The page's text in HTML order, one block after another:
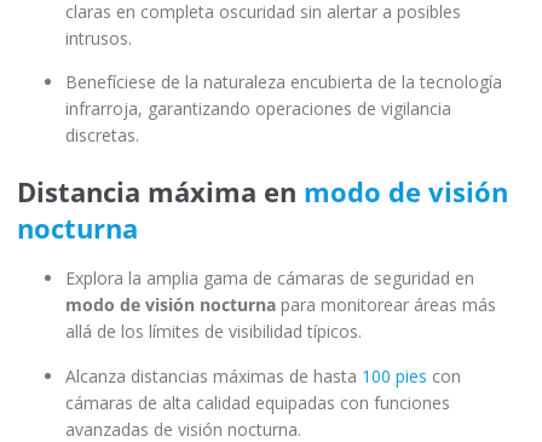
claras en completa oscuridad sin alertar a posibles
intrusos.
Benefíciese de la naturaleza encubierta de la tecnología
infrarroja, garantizando operaciones de vigilancia
discretas.
Distancia máxima en modo de visión
nocturna
Explora la amplia gama de cámaras de seguridad en
modo de visión nocturna para monitorear áreas más
allá de los límites de visibilidad típicos.
Alcanza distancias máximas de hasta 100 pies con
cámaras de alta calidad equipadas con funciones
avanzadas de visión nocturna.